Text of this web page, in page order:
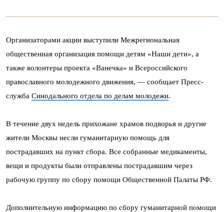
Организаторами акции выступили Межрегиональная
общественная организация помощи детям «Наши дети», а
также волонтеры проекта «Ванечка» и Всероссийского
православного молодежного движения, — сообщает Пресс-
служба Синодального отдела по делам молодежи.
В течение двух недель прихожане храмов подворья и другие
жители Москвы несли гуманитарную помощь для
пострадавших на пункт сбора. Все собранные медикаменты,
вещи и продукты были отправлены пострадавшим через
рабочую группу по сбору помощи Общественной Палаты РФ.
Дополнительную информацию по сбору гуманитарной помощи